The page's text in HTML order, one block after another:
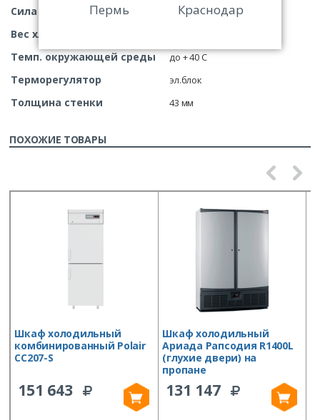
Сила тока 3,5 А
Вес хладагента
Темп. окружающей среды до + 40 С
Терморегулятор эл.блок
Толщина стенки 43 мм
ПОХОЖИЕ ТОВАРЫ
Шкаф холодильный
комбинированный Polair
CC207-S
151 643
Шкаф холодильный
Ариада Рапсодия R1400L
(глухие двери) на
пропане
131 147
Пермь
Краснодар